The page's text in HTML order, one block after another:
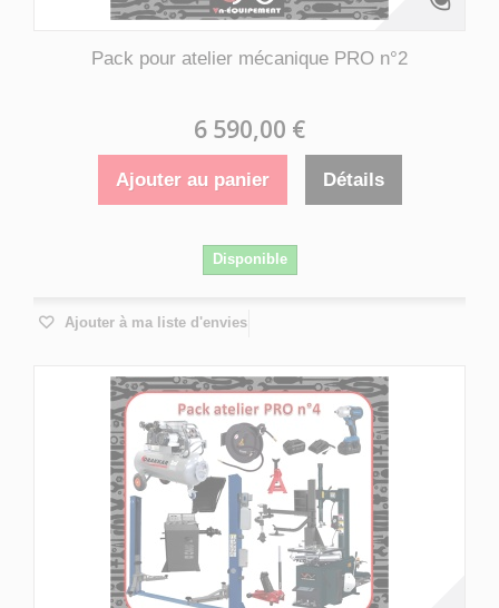
Pack pour atelier mécanique PRO n°2
6 590,00 €
Ajouter au panier Détails
Disponible
Ajouter à ma liste d'envies